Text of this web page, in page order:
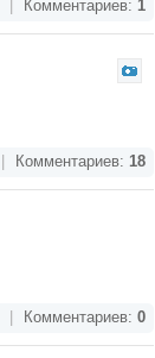
Комментариев: 1
Комментариев: 18
Комментариев: 0